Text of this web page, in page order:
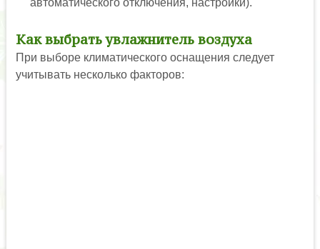
автоматического отключения, настройки).
Как выбрать увлажнитель воздуха
При выборе климатического оснащения следует
учитывать несколько факторов: